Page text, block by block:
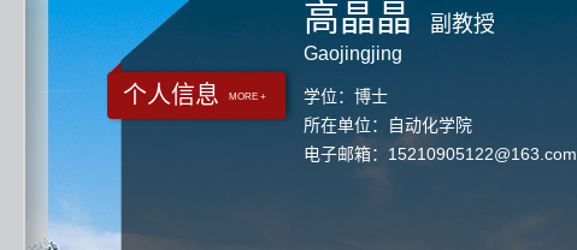
个人信息 MORE +
高晶晶
Gaojingjing
副教授
学位：博士
所在单位：自动化学院
电子邮箱： 15210905122@163.com